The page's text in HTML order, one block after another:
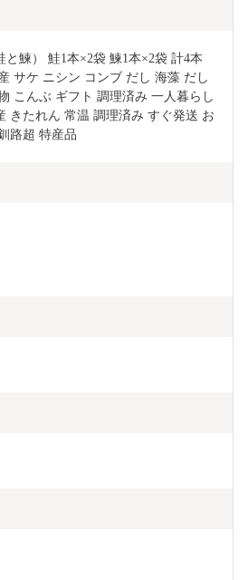
鰊） 鮭1本×2袋 鰊1本×2袋 計4本
サケ ニシン コンブ だし 海藻 だし
こんぶ ギフト 調理済み 一人暮らし
きたれん 常温 調理済み すぐ発送 お
路超 特産品